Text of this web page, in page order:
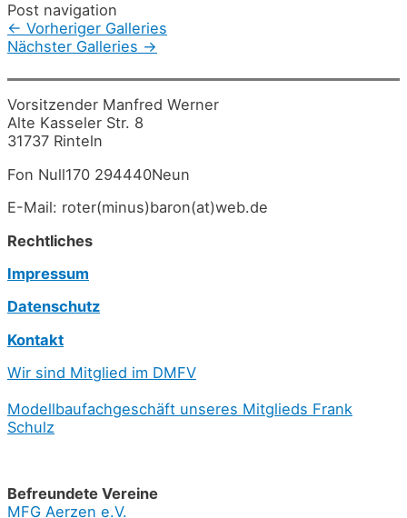
Post navigation
← Vorheriger Galleries
Nächster Galleries →
Vorsitzender Manfred Werner
Alte Kasseler Str. 8
31737 Rinteln
Fon Null170 294440Neun
E-Mail: roter(minus)baron(at)web.de
Rechtliches
Impressum
Datenschutz
Kontakt
Wir sind Mitglied im DMFV
Modellbaufachgeschäft unseres Mitglieds Frank
Schulz
Befreundete Vereine
MFG Aerzen e.V.